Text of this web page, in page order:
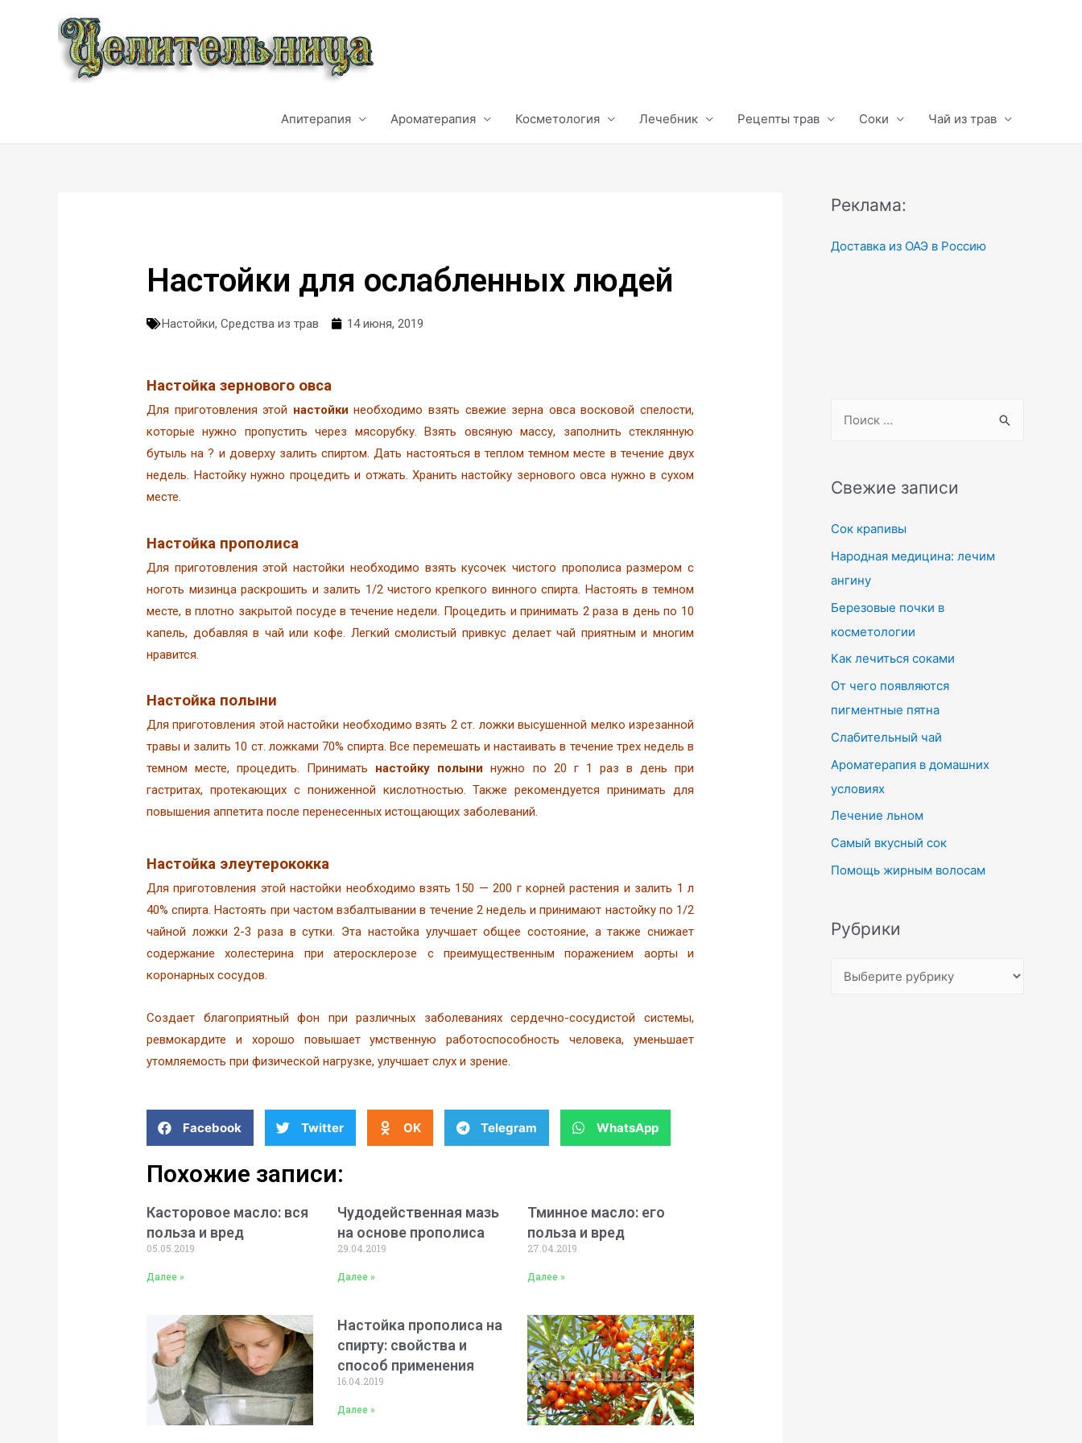
Апитерапия Ароматерапия Косметология Лечебник Рецепты трав Соки Чай из трав
Настойки для ослабленных людей
Настойки,Средства из трав 14 июня, 2019
Настойка зернового овса
Для приготовления этой настойкинеобходимо взять свежие зерна овса восковой спелости,
которые нужно пропустить через мясорубку. Взять овсяную массу, заполнить стеклянную
бутыль на ? и доверху залить спиртом. Дать настояться в теплом темном месте в течение двух
недель. Настойку нужно процедить и отжать. Хранить настойку зернового овса нужно в сухом
месте.
Настойка прополиса
Для приготовления этой настойки необходимо взять кусочек чистого прополиса размером с
ноготь мизинца раскрошить и залить 1/2 чистого крепкого винного спирта. Настоять в темном
месте, в плотно закрытой посуде в течение недели. Процедить и принимать 2 раза в день по 10
капель, добавляя в чай или кофе. Легкий смолистый привкус делает чай приятным и многим
нравится.
Настойка полыни
Для приготовления этой настойки необходимо взять 2 ст. ложки высушенной мелко изрезанной
травы и залить 10 ст. ложками 70% спирта. Все перемешать и настаивать в течение трех недель в
темном месте, процедить. Принимать настойку полынинужно по 20 г 1 раз в день при
гастритах, протекающих с пониженной кислотностью. Также рекомендуется принимать для
повышения аппетита после перенесенных истощающих заболеваний.
Настойка элеутерококка
Для приготовления этой настойки необходимо взять 150 — 200 г корней растения и залить 1 л
40% спирта. Настоять при частом взбалтывании в течение 2 недель и принимают настойку по 1/2
чайной ложки 2-3 раза в сутки. Эта настойка улучшает общее состояние, а также снижает
содержание холестерина при атеросклерозе с преимущественным поражением аорты и
коронарных сосудов.
Создает благоприятный фон при различных заболеваниях сердечно-сосудистой системы,
ревмокардите и хорошо повышает умственную работоспособность человека, уменьшает
утомляемость при физической нагрузке, улучшает слух и зрение.
Facebook Twitter OK Telegram WhatsApp
Похожие записи:
Касторовое масло: вся
польза и вред
05.05.2019
Далее »
Чудодейственная мазь
на основе прополиса
29.04.2019
Далее »
Тминное масло: его
польза и вред
27.04.2019
Далее »
Настойка прополиса на
спирту: свойства и
способ применения
16.04.2019
Далее »
Реклама:
Доставка из ОАЭ в Россию
Свежие записи
Сок крапивы
Народная медицина: лечим
ангину
Березовые почки в
косметологии
Как лечиться соками
От чего появляются
пигментные пятна
Слабительный чай
Ароматерапия в домашних
условиях
Лечение льном
Самый вкусный сок
Помощь жирным волосам
Рубрики